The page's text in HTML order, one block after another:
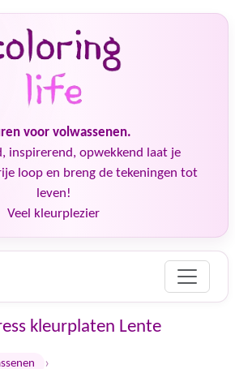
voor volwassenen.
inspirerend, opwekkend laat je
loop en breng de tekeningen tot
leven!
Veel kleurplezier
kleurplaten Lente
›